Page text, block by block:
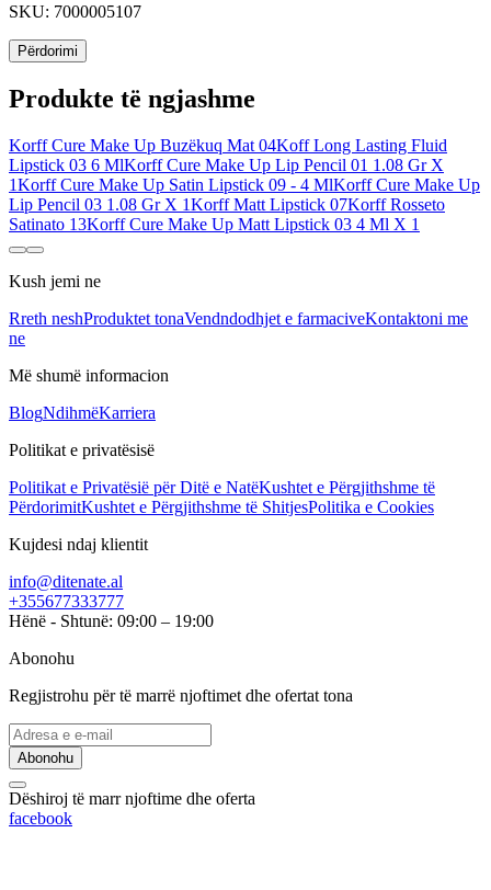
SKU: 7000005107
Përdorimi
Produkte të ngjashme
Korff Cure Make Up Buzëkuq Mat 04Koff Long Lasting Fluid
Lipstick 03 6 MlKorff Cure Make Up Lip Pencil 01 1.08 Gr X
1Korff Cure Make Up Satin Lipstick 09 - 4 MlKorff Cure Make Up
Lip Pencil 03 1.08 Gr X 1Korff Matt Lipstick 07Korff Rosseto
Satinato 13Korff Cure Make Up Matt Lipstick 03 4 Ml X 1
Kush jemi ne
Rreth neshProduktet tonaVendndodhjet e farmaciveKontaktoni me
ne
Më shumë informacion
BlogNdihmëKarriera
Politikat e privatësisë
Politikat e Privatësië për Ditë e NatëKushtet e Përgjithshme të
PërdorimitKushtet e Përgjithshme të ShitjesPolitika e Cookies
Kujdesi ndaj klientit
info@ditenate.al
+355677333777
Hënë - Shtunë: 09:00 – 19:00
Abonohu
Regjistrohu për të marrë njoftimet dhe ofertat tona
Abonohu
Dëshiroj të marr njoftime dhe oferta
facebook